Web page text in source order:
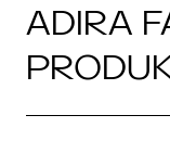
ADIRA